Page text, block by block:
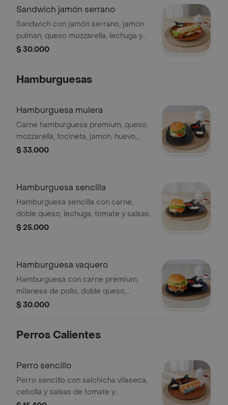
Sandwich jamón serrano
Sandwich con jamón serrano, jamón
pulman, queso mozzarella, lechuga y
tomate.
$ 30.000
Hamburguesas
Hamburguesa mulera
Carne hamburguesa premium, queso,
mozzarella, tocineta, jamon, huevo,
verduras y salsas
$ 33.000
Hamburguesa sencilla
Hamburguesa sencilla con carne,
doble queso, lechuga, tomate y salsas.
$ 25.000
Hamburguesa vaquero
Hamburguesa con carne premium,
milanesa de pollo, doble queso,
lechuga, tomate y salsas.
$ 30.000
Perros Calientes
Perro sencillo
Perro sencillo con salchicha vilaseca,
cebolla y salsas de tomate y